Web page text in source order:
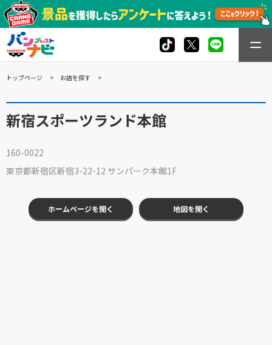
トップページ お店を探す
新宿スポーツランド本館
160-0022
東京都新宿区新宿3-22-12 サンパーク本館1F
ホームページを開く 地図を開く